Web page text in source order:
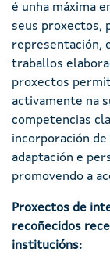
é unha máxima
seus proxectos,
representación,
traballos
proxectos
activamente na
competencias
incorporación
adaptación e
promovendo a
Proxectos de
recoñecidos
institucións: